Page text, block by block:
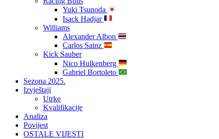
Yuki Tsunoda
Isack Hadjar
Williams
Alexander Albon
Carlos Sainz
Kick Sauber
Nico Hulkenberg
Gabriel Bortoleto
Sezona 2025.
Izvještaji
Utrke
Kvalifikacije
Analiza
Povijest
OSTALE VIJESTI